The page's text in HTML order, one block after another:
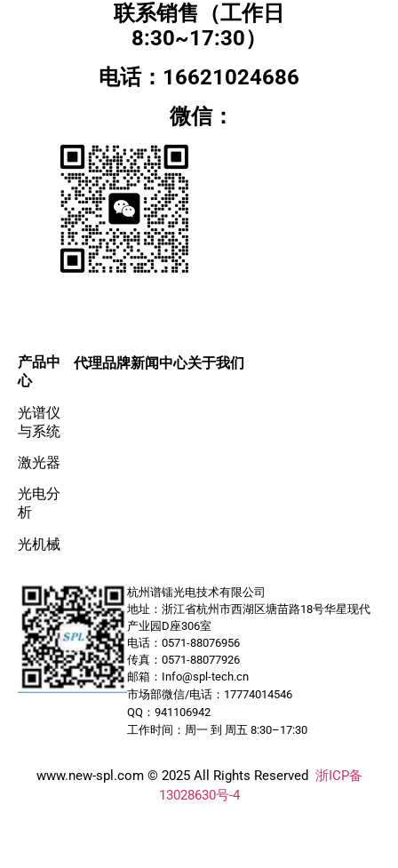
联系销售（工作日
8:30~17:30）
电话：16621024686
微信：
产品中
心
光谱仪
与系统
激光器
光电分
析
光机械
代理品牌新闻中心关于我们
杭州谱镭光电技术有限公司
地址：浙江省杭州市西湖区塘苗路18号华星现代
产业园D座306室
电话：0571-88076956
传真：0571-88077926
邮箱：Info@spl-tech.cn
市场部微信/电话：17774014546
QQ：941106942
工作时间：周一 到 周五 8:30–17:30
www.new-spl.com © 2025 All Rights Reserved 浙ICP备
13028630号-4